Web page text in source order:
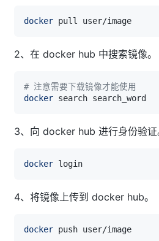
docker
2、在 docker hub 中搜索镜像。
# 注意需要下载镜像才能使用
docker
3、向 docker hub 进行身份验证
docker
4、将镜像上传到 docker hub。
docker